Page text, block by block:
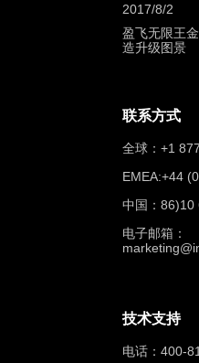
2017/8/2
盈飞无限王
造升级图景
联系方式
全球：+1
EMEA:+44
中国：86)10
电子邮箱：
技术支持
电话：400-